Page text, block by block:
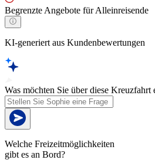
Begrenzte Angebote für Alleinreisende
KI-generiert aus Kundenbewertungen
Was möchten Sie über diese Kreuzfahrt
Welche Freizeitmöglichkeiten
gibt es an Bord?